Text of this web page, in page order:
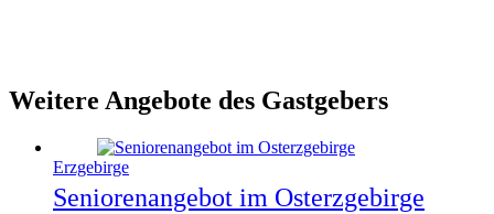
Weitere Angebote des Gastgebers
Erzgebirge
Seniorenangebot im Osterzgebirge